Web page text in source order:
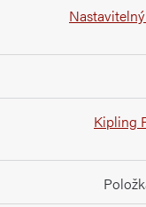
Kipling